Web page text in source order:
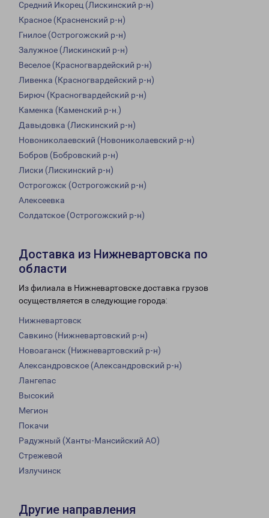
Средний Икорец (Лискинский р-н)
Красное (Красненский р-н)
Гнилое (Острогожский р-н)
Залужное (Лискинский р-н)
Веселое (Красногвардейский р-н)
Ливенка (Красногвардейский р-н)
Бирюч (Красногвардейский р-н)
Каменка (Каменский р-н.)
Давыдовка (Лискинский р-н)
Новониколаевский (Новониколаевский р-н)
Бобров (Бобровский р-н)
Лиски (Лискинский р-н)
Острогожск (Острогожский р-н)
Алексеевка
Солдатское (Острогожский р-н)
Доставка из Нижневартовска по
области
Из филиала в Нижневартовске доставка грузов
осуществляется в следующие города:
Нижневартовск
Савкино (Нижневартовский р-н)
Новоаганск (Нижневартовский р-н)
Александровское (Александровский р-н)
Лангепас
Высокий
Мегион
Покачи
Радужный (Ханты-Мансийский АО)
Стрежевой
Излучинск
Другие направления